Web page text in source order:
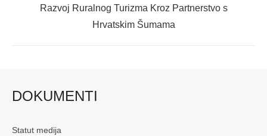
Razvoj Ruralnog Turizma Kroz Partnerstvo s
Hrvatskim Šumama
DOKUMENTI
Statut medija